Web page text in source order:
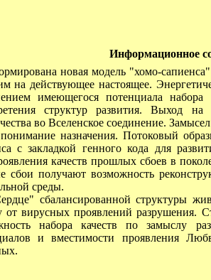
Информационное
новая модель "хомо-
на действующее настоящее.
имеющегося потенциала
структур развития. Выход
во Вселенское соединение.
назначения. Потоковый
с закладкой генного кода для
качеств прошлых сбоев в
сбои получают возможность
среды.
сбалансированной структуры
от вирусных проявлений разрушения.
набора качеств по замыслу
и вместимости проявления